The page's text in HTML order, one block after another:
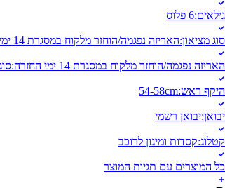
גילאים:6 פלוס
סוג מציאון:האריזה נפגמה/הוחזר מלקוח במסגרת 14 ימי החזרה
האריזה נפגמה/הוחזר מלקוח במסגרת 14 ימי החזרה :
היקף ראש:
54-58cm
יבואן:יבואן רשמי
קטלוג:קסדות ומיגון לרוכב
כל המוצרים עם תגיות המוצר